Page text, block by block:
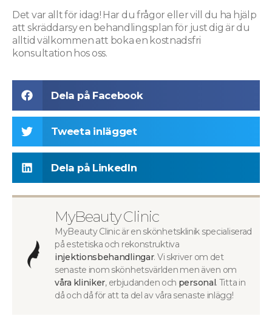
Det var allt för idag! Har du frågor eller vill du ha hjälp
att skräddarsy en behandlingsplan för just dig är du
alltid välkommen att boka en kostnadsfri
konsultation hos oss.
Dela på Facebook
Tweeta inlägget
Dela på LinkedIn
MyBeauty Clinic
MyBeauty Clinic är en skönhetsklinik specialiserad
på estetiska och rekonstruktiva
injektionsbehandlingar. Vi skriver om det
senaste inom skönhetsvärlden men även om
våra kliniker, erbjudanden och personal. Titta in
då och då för att ta del av våra senaste inlägg!